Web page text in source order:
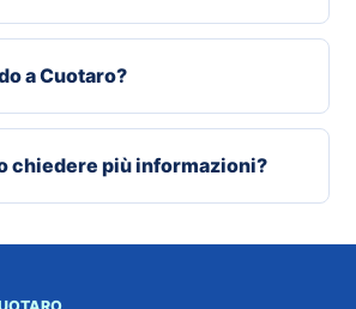
a Cuotaro?
chiedere più informazioni?